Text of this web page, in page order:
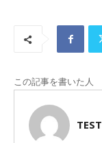
この記事を書いた人
TEST